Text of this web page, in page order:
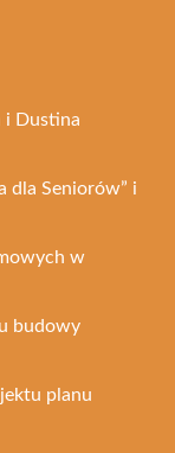
i Dustina
dla Seniorów” i
w
budowy
planu